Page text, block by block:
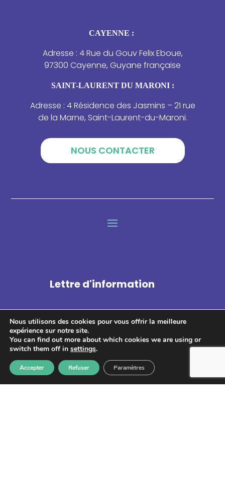
CAYENNE :
Adresse : 4 Rue du Gouv Felix Eboue,
97300 Cayenne, Guyane française
SAINT-LAURENT DU MARONI :
Adresse : 4 Résidence des Jasmins – 21 rue
de la Marne, Saint-Laurent-du-Maroni.
NOUS CONTACTER
Lettre d'information
S'abonner
Les informations recueillies à partir de ce formulaire sont
enregistrées et transmises à GPS pour le traitement de votre
message. Aucun autre traitement ne sera effectué avec mes
Nous utilisons des cookies pour vous offrir la meilleure
expérience sur notre site.
You can find out more about which cookies we are using or
switch them off in settings.
Accepter Refuser Paramètres